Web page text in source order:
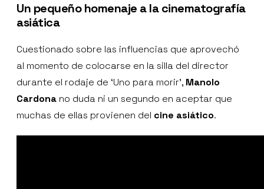
Un pequeño homenaje a la cinematografía
asiática
Cuestionado sobre las influencias que aprovechó
al momento de colocarse en la silla del director
durante el rodaje de ‘Uno para morir’, Manolo
Cardona no duda ni un segundo en aceptar que
muchas de ellas provienen del cine asiático.